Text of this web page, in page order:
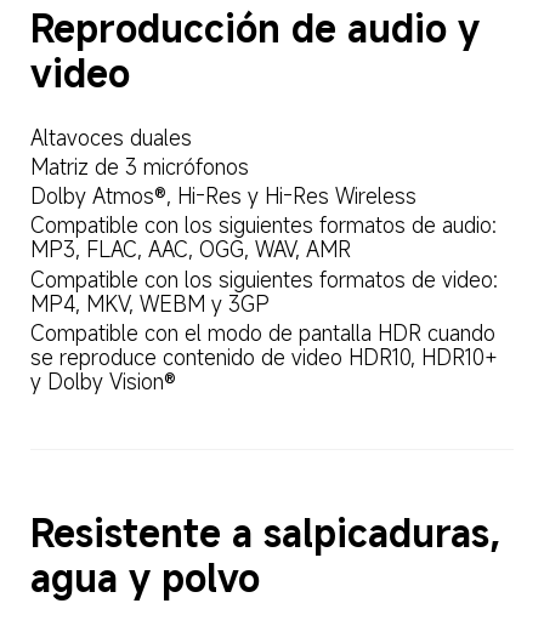
Reproducción de audio y
video
Altavoces duales
Matriz de 3 micrófonos
Dolby Atmos®, Hi-Res y Hi-Res Wireless
Compatible con los siguientes formatos de audio:
MP3, FLAC, AAC, OGG, WAV, AMR
Compatible con los siguientes formatos de video:
MP4, MKV, WEBM y 3GP
Compatible con el modo de pantalla HDR cuando
se reproduce contenido de video HDR10, HDR10+
y Dolby Vision®
Resistente a salpicaduras,
agua y polvo